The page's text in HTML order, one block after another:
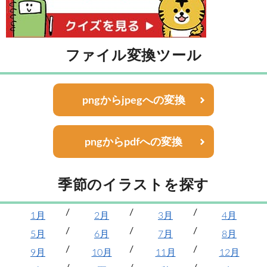
ファイル変換ツール
pngからjpegへの変換
pngからpdfへの変換
季節のイラストを探す
1月 2月 3月
4月
5月
6月 7月
8月
9月
10月 11月
12月